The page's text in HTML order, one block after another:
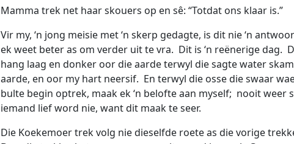
Mamma trek net haar skouers op en sê: “Totdat ons klaar is.”
Vir my, ‘n jong meisie met ‘n skerp gedagte, is dit nie ‘n
ek weet beter as om verder uit te vra. Dit is ‘n reënerige dag.
hang laag en donker oor die aarde terwyl die sagte water
aarde, en oor my hart neersif. En terwyl die osse die swaar
bulte begin optrek, maak ek ‘n belofte aan myself; nooit weer
iemand lief word nie, want dit maak te seer.
Die Koekemoer trek volg nie dieselfde roete as die vorige